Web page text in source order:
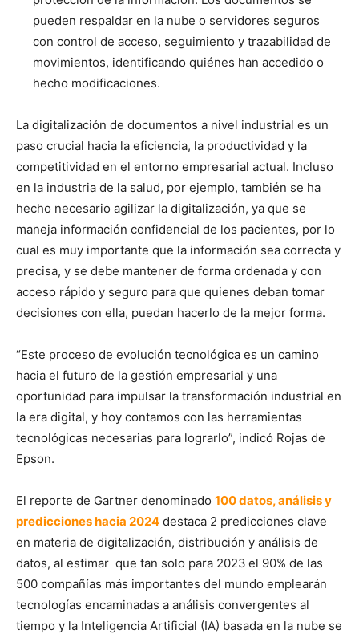
pueden respaldar en la nube o servidores seguros
con control de acceso, seguimiento y trazabilidad de
movimientos, identificando quiénes han accedido o
hecho modificaciones.
La digitalización de documentos a nivel industrial es un
paso crucial hacia la eficiencia, la productividad y la
competitividad en el entorno empresarial actual. Incluso
en la industria de la salud, por ejemplo, también se ha
hecho necesario agilizar la digitalización, ya que se
maneja información confidencial de los pacientes, por lo
cual es muy importante que la información sea correcta y
precisa, y se debe mantener de forma ordenada y con
acceso rápido y seguro para que quienes deban tomar
decisiones con ella, puedan hacerlo de la mejor forma.
“Este proceso de evolución tecnológica es un camino
hacia el futuro de la gestión empresarial y una
oportunidad para impulsar la transformación industrial en
la era digital, y hoy contamos con las herramientas
tecnológicas necesarias para lograrlo”, indicó Rojas de
Epson.
El reporte de Gartner denominado 100 datos, análisis y
predicciones hacia 2024 destaca 2 predicciones clave
en materia de digitalización, distribución y análisis de
datos, al estimar que tan solo para 2023 el 90% de las
500 compañías más importantes del mundo emplearán
tecnologías encaminadas a análisis convergentes al
tiempo y la Inteligencia Artificial (IA) basada en la nube se